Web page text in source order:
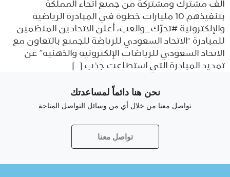
ألف مشترك ومشتركة من جميع أنحاء المملكة
بتنفيذهم 10 مليارات خطوة في المبادرة الرياضية
والإلكترونية #تحرّك_والعب، أعلن الاتحادين المنظمين
للمبادرة “الاتحاد السعودي للرياضة للجميع بالتعاون مع
الاتحاد السعودي للرياضات الإلكترونية والذهنية” عن
تمديد المبادرة التي استطاعت جذب […]
نحن هنا دائماً لمساعدتك
تواصل معنا من خلال أي من وسائل التواصل المتاحة
تواصل معنا